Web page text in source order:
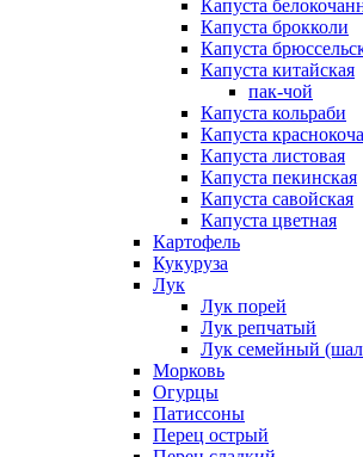
Капуста
Капуста брокколи
Капуста
Капуста китайская
пак-чой
Капуста кольраби
Капуста
Капуста листовая
Капуста пекинская
Капуста савойская
Капуста цветная
Картофель
Кукуруза
Лук
Лук порей
Лук репчатый
Лук семейный
Морковь
Огурцы
Патиссоны
Перец острый